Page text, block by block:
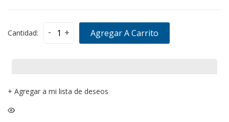
Cantidad: - + Agregar A Carrito
+ Agregar a mi lista de deseos